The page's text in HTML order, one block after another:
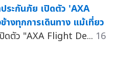
ระกันภัย เปิดตัว 'AXA
งทุกการเดินทาง แม้เที่ยว
ดตัว "AXA Flight De... 16